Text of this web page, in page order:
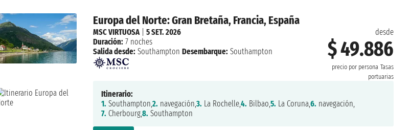
Europa del Norte: Gran Bretaña, Francia, España
desde
$ 49.886
precio por persona Tasas
portuarias
MSC VIRTUOSA| 5 SET. 2026
Duración: 7 noches
Salida desde: Southampton Desembarque: Southampton
Itinerario:
1. Southampton,2. navegación,3. La Rochelle,4. Bilbao,5. La Coruna,6. navegación,
7. Cherbourg,8. Southampton